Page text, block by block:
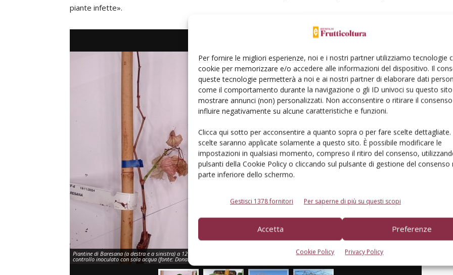
Per fornire le migliori esperienze, noi e i nostri partner utilizziamo tecnologie
cookie per memorizzare e/o accedere alle informazioni del dispositivo. Il
queste tecnologie permetterà a noi e ai nostri partner di elaborare dati
come il comportamento durante la navigazione o gli ID univoci su questo
mostrare annunci (non) personalizzati. Non acconsentire o ritirare il
influire negativamente su alcune caratteristiche e funzioni.
Clicca qui sotto per acconsentire a quanto sopra o per fare scelte dettagliate.
scelte saranno applicate solamente a questo sito. È possibile modificare le
impostazioni in qualsiasi momento, compreso il ritiro del consenso,
pulsanti della Cookie Policy o cliccando sul pulsante di gestione del consenso
parte inferiore dello schermo.
Gestisci 1378 fornitori Per saperne di più su questi scopi
Accetta Preferenze
Cookie Policy Privacy Policy
piante infette».
Piantine di Baresana (a destra e a sinistra) a 12 settimane dall'inoculazione con ceppo ST1 isolato da pianta infetta a Triggiano. Al centro il
controllo inoculato con sola acqua (fonte: Donato Boscia)